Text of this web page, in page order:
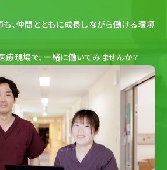
も、仲間とともに成長しながら働ける環境
療現場で、一緒に働いてみませんか？